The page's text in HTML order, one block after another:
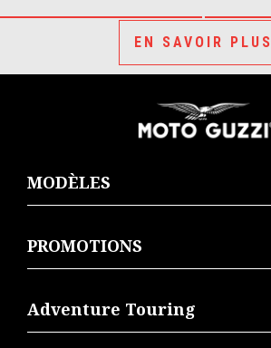
EN SAVOIR PLUS
MODÈLES
PROMOTIONS
Adventure Touring